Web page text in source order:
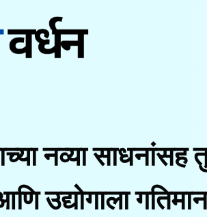
नव्या साधनांसह
उद्योगाला